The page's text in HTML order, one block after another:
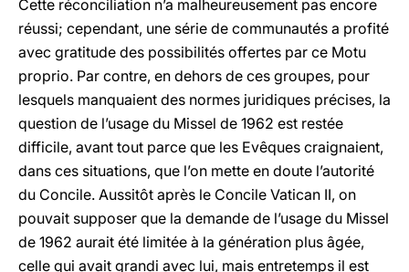
Cette réconciliation n’a malheureusement pas encore
réussi; cependant, une série de communautés a profité
avec gratitude des possibilités offertes par ce Motu
proprio. Par contre, en dehors de ces groupes, pour
lesquels manquaient des normes juridiques précises, la
question de l’usage du Missel de 1962 est restée
difficile, avant tout parce que les Evêques craignaient,
dans ces situations, que l’on mette en doute l’autorité
du Concile. Aussitôt après le Concile Vatican II, on
pouvait supposer que la demande de l’usage du Missel
de 1962 aurait été limitée à la génération plus âgée,
celle qui avait grandi avec lui, mais entretemps il est